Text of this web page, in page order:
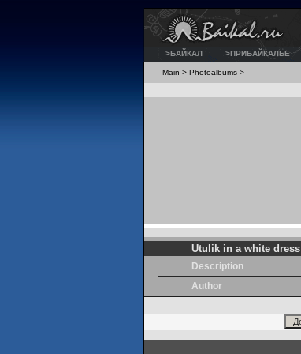
>БАЙКАЛ >ПРИБАЙКАЛЬЕ
Main > Photoalbums >
Utulik in a white dress
Description
Author